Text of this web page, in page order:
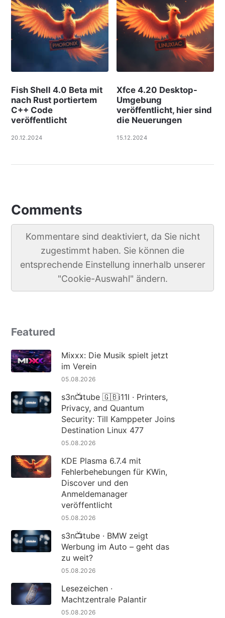
Fish Shell 4.0 Beta mit
nach Rust portiertem
C++ Code
veröffentlicht
20.12.2024
Xfce 4.20 Desktop-
Umgebung
veröffentlicht, hier sind
die Neuerungen
15.12.2024
Comments
Kommentare sind deaktiviert, da Sie nicht
zugestimmt haben. Sie können die
entsprechende Einstellung innerhalb unserer
"Cookie-Auswahl" ändern.
Featured
Mixxx: Die Musik spielt jetzt
im Verein
05.08.2026
s3n📺tube 🇬🇧i11l · Printers,
Privacy, and Quantum
Security: Till Kamppeter Joins
Destination Linux 477
05.08.2026
KDE Plasma 6.7.4 mit
Fehlerbehebungen für KWin,
Discover und den
Anmeldemanager
veröffentlicht
05.08.2026
s3n📺tube · BMW zeigt
Werbung im Auto – geht das
zu weit?
05.08.2026
Lesezeichen ·
Machtzentrale Palantir
05.08.2026